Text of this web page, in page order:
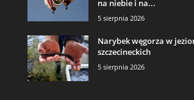
na niebie i na...
5 sierpnia 2026
Narybek węgorza w
szczecineckich
5 sierpnia 2026